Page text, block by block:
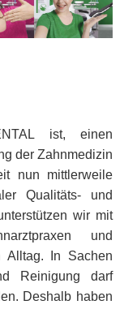
ist, einen
der Zahnmedizin
nun mittlerweile
Qualitäts- und
wir mit
und
Alltag. In Sachen
Reinigung darf
Deshalb haben